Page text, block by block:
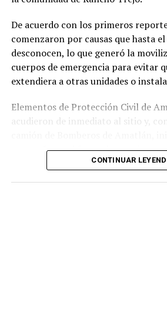
públicos.
De acuerdo con los primeros
comenzaron por causas que hasta
desconocen, lo que generó la
cuerpos de emergencia para evitar
extendiera a otras unidades o
Elementos de Protección Civil de
acudieron de inmediato al sitio y,
para sofocar el fuego, logrando
tras varios minutos de trabajo.
CONTINUAR